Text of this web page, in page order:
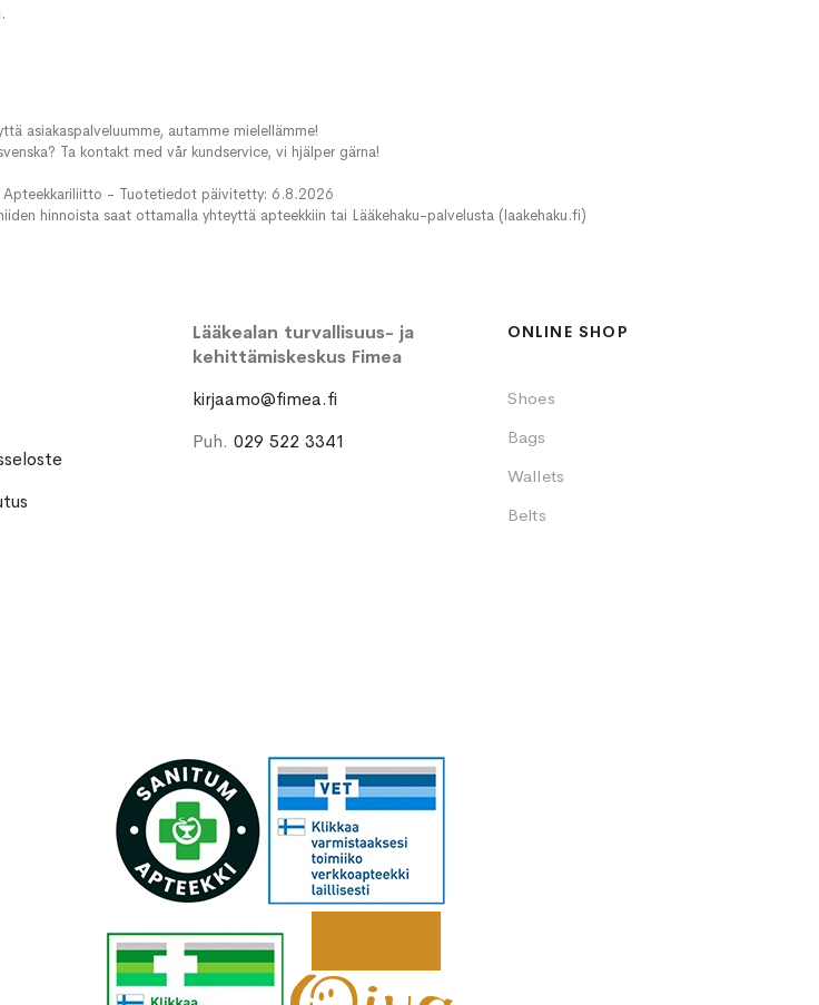
asiakaspalveluumme, autamme mielellämme!
Ta kontakt med vår kundservice, vi hjälper gärna!
Apteekkariliitto - Tuotetiedot päivitetty: 6.8.2026
hinnoista saat ottamalla yhteyttä apteekkiin tai Lääkehaku-palvelusta (laakehaku.fi)
Lääkealan turvallisuus- ja
kehittämiskeskus Fimea
kirjaamo@fimea.fi
Puh.029 522 3341
ONLINE SHOP
Shoes
Bags
Wallets
Belts